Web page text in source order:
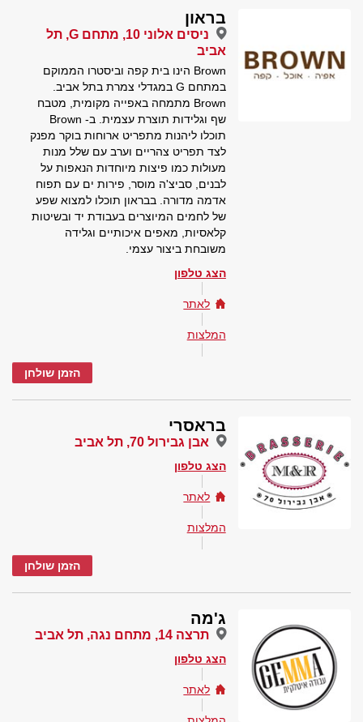
בראון
ניסים אלוני 10, מתחם G, תל
אביב
Brown הינו בית קפה וביסטרו הממוקם
במתחם G במגדלי צמרת בתל אביב.
Brown מתמחה באפייה מקומית, מטבח
שף וגלידות תוצרת עצמית. ב- Brown
תוכלו ליהנות מתפריט ארוחות בוקר מפנק
לצד תפריט צהריים וערב עם שלל מנות
מעולות כמו פיצות מיוחדות הנאפות על
לבנים, סביצ'ה מוסר, פירות ים עם תפוח
אדמה מדורה. בבראון תוכלו למצוא שפע
של לחמים המיוצרים בעבודת יד ובשיטות
קלאסיות, מאפים איכותיים וגלידה
משובחת ביצור עצמי.
הצג טלפון
לאתר
המלצות
הזמן שולחן
בראסרי
אבן גבירול 70, תל אביב
הצג טלפון
לאתר
המלצות
הזמן שולחן
ג'מה
תרצה 14, מתחם נגה, תל אביב
הצג טלפון
לאתר